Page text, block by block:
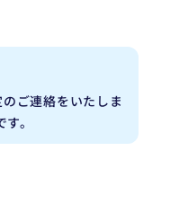
ご連絡をいたしま
。